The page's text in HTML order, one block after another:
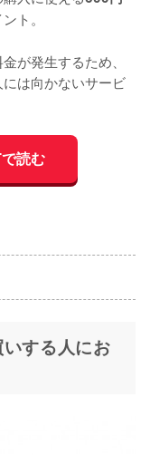
ト。
が発生するため、
は向かないサービ
読む
する人にお